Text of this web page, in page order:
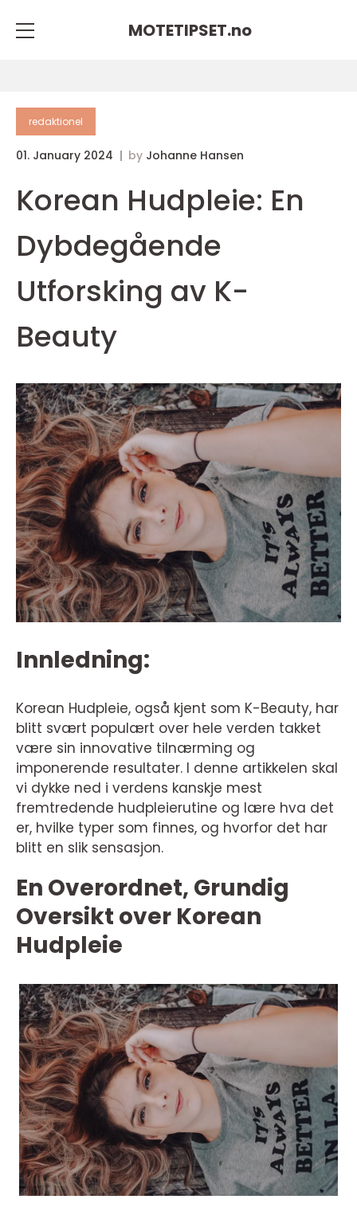
MOTETIPSET.no
redaktionel
01. January 2024 by Johanne Hansen
Korean Hudpleie: En
Dybdegående
Utforsking av K-
Beauty
Innledning:
Korean Hudpleie, også kjent som K-Beauty, har
blitt svært populært over hele verden takket
være sin innovative tilnærming og
imponerende resultater. I denne artikkelen skal
vi dykke ned i verdens kanskje mest
fremtredende hudpleierutine og lære hva det
er, hvilke typer som finnes, og hvorfor det har
blitt en slik sensasjon.
En Overordnet, Grundig
Oversikt over Korean
Hudpleie